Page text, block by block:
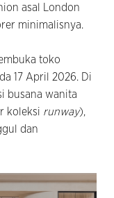
asal London
minimalisnya.
toko
17 April 2026. Di
busana wanita
koleksi runway),
dan